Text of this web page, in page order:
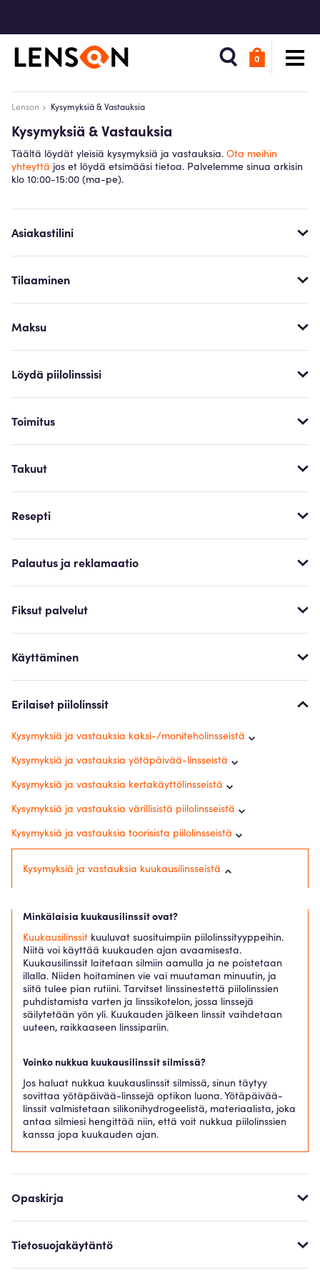
0
Lenson Kysymyksiä & Vastauksia
Kysymyksiä & Vastauksia
Täältä löydät yleisiä kysymyksiä ja vastauksia. Ota meihin
yhteyttä jos et löydä etsimääsi tietoa. Palvelemme sinua arkisin
klo 10:00-15:00 (ma-pe).
Asiakastilini
Tilaaminen
Maksu
Löydä piilolinssisi
Toimitus
Takuut
Resepti
Palautus ja reklamaatio
Fiksut palvelut
Käyttäminen
Erilaiset piilolinssit
Kysymyksiä ja vastauksia kaksi-/moniteholinsseistä
Kysymyksiä ja vastauksia yötäpäivää-linsseistä
Kysymyksiä ja vastauksia kertakäyttölinsseistä
Kysymyksiä ja vastauksia värillisistä piilolinsseistä
Kysymyksiä ja vastauksia toorisista piilolinsseistä
Kysymyksiä ja vastauksia kuukausilinsseistä
Minkälaisia kuukausilinssit ovat?
Kuukausilinssit kuuluvat suosituimpiin piilolinssityyppeihin.
Niitä voi käyttää kuukauden ajan avaamisesta.
Kuukausilinssit laitetaan silmiin aamulla ja ne poistetaan
illalla. Niiden hoitaminen vie vai muutaman minuutin, ja
siitä tulee pian rutiini. Tarvitset linssinestettä piilolinssien
puhdistamista varten ja linssikotelon, jossa linssejä
säilytetään yön yli. Kuukauden jälkeen linssit vaihdetaan
uuteen, raikkaaseen linssipariin.
Voinko nukkua kuukausilinssit silmissä?
Jos haluat nukkua kuukauslinssit silmissä, sinun täytyy
sovittaa yötäpäivää-linssejä optikon luona. Yötäpäivää-
linssit valmistetaan silikonihydrogeelistä, materiaalista, joka
antaa silmiesi hengittää niin, että voit nukkua piilolinssien
kanssa jopa kuukauden ajan.
Opaskirja
Tietosuojakäytäntö